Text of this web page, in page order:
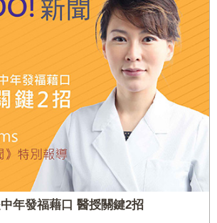
年發福藉口 醫授關鍵2招